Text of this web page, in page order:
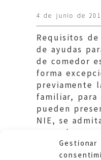
Gestionar
4 de junio de
Requisitos
de ayudas
de comedor
forma
previamente
familiar, para
pueden
NIE, se
como
identificación.